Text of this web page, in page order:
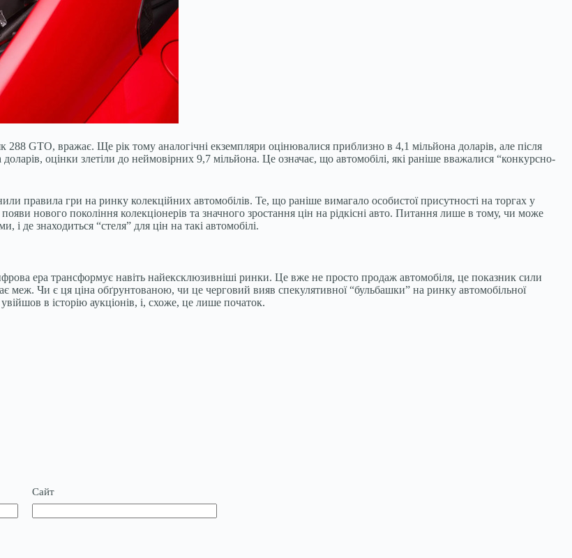
288 GTO, вражає. Ще рік тому аналогічні екземпляри оцінювалися приблизно в 4,1 мільйона доларів, але після
оцінки злетіли до неймовірних 9,7 мільйона. Це означає, що автомобілі, які раніше вважалися “конкурсно-
правила гри на ринку колекційних автомобілів. Те, що раніше вимагало особистої присутності на торгах у
нового покоління колекціонерів та значного зростання цін на рідкісні авто. Питання лише в тому, чи може
де знаходиться “стеля” для цін на такі автомобілі.
ера трансформує навіть найексклюзивніші ринки. Це вже не просто продаж автомобіля, це показник сили
меж. Чи є ця ціна обґрунтованою, чи це черговий вияв спекулятивної “бульбашки” на ринку автомобільної
в історію аукціонів, і, схоже, це лише початок.
Сайт